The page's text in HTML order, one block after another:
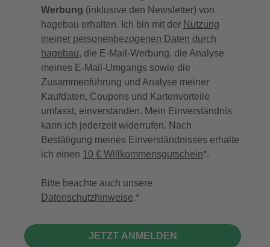
Werbung (inklusive den Newsletter) von
hagebau erhalten. Ich bin mit der Nutzung
meiner personenbezogenen Daten durch
hagebau, die E-Mail-Werbung, die Analyse
meines E-Mail-Umgangs sowie die
Zusammenführung und Analyse meiner
Kaufdaten, Coupons und Kartenvorteile
umfasst, einverstanden. Mein Einverständnis
kann ich jederzeit widerrufen. Nach
Bestätigung meines Einverständnisses erhalte
ich einen 10 € Willkommensgutschein*.
Bitte beachte auch unsere
Datenschutzhinweise.
JETZT ANMELDEN